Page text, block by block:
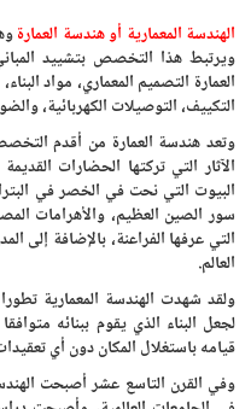
الهندسة المعمارية أو هندسة العمارة
ويرتبط هذا التخصص بتشييد
العمارة التصميم المعماري، مواد
التكييف، التوصيلات الكهربائية،
وتعد هندسة العمارة من أقدم
الآثار التي تركتها الحضارات
البيوت التي نحت في الخصر في
سور الصين العظيم، والأهرامات
التي عرفها الفراعنة، بالإضافة إلى
العالم.
ولقد شهدت الهندسة المعمارية
لجعل البناء الذي يقوم ببنائه
قيامه باستغلال المكان دون أي
وفي القرن التاسع عشر أصبحت